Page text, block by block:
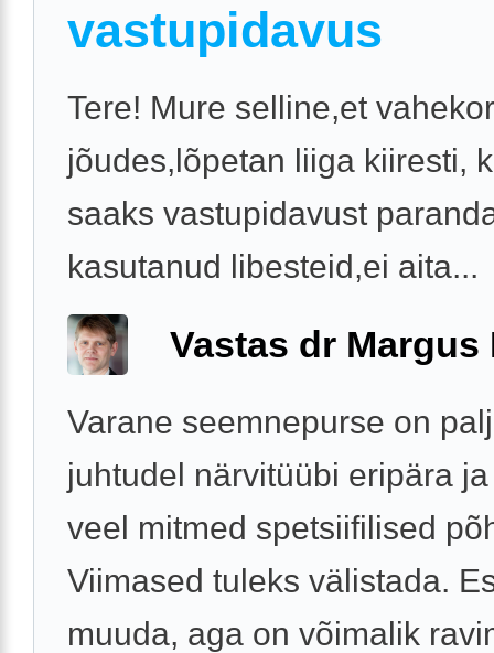
vastupidavus
Tere! Mure selline,et
jõudes,lõpetan liiga kiiresti,
saaks vastupidavust
kasutanud libesteid,ei aita...
Vastas dr Margus
Varane seemnepurse on
juhtudel närvitüübi eripära
veel mitmed spetsiifilised
Viimased tuleks välistada.
muuda, aga on võimalik